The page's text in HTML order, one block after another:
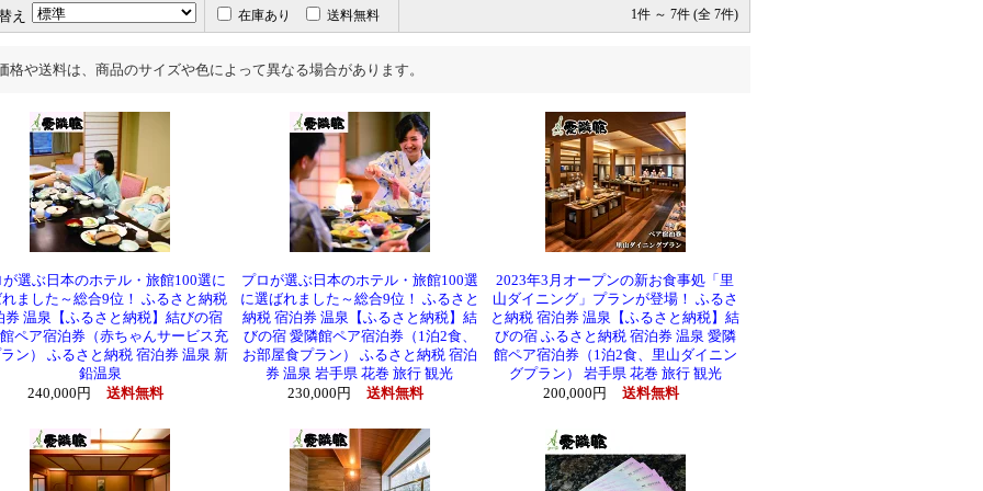
え 在庫あり 送料無料 1件 ～ 7件 (全 7件)
格や送料は、商品のサイズや色によって異なる場合があります。
選ぶ日本のホテル・旅館100選に
ました～総合9位！ ふるさと納税
券 温泉【ふるさと納税】結びの宿
ペア宿泊券（赤ちゃんサービス充
ン） ふるさと納税 宿泊券 温泉 新
鉛温泉
240,000円
送料無料
プロが選ぶ日本のホテル・旅館100選
に選ばれました～総合9位！ ふるさと
納税 宿泊券 温泉【ふるさと納税】結
びの宿 愛隣館ペア宿泊券（1泊2食、
お部屋食プラン） ふるさと納税 宿泊
券 温泉 岩手県 花巻 旅行 観光
230,000円
送料無料
2023年3月オープンの新お食事処「里
山ダイニング」プランが登場！ ふるさ
と納税 宿泊券 温泉【ふるさと納税】結
びの宿 ふるさと納税 宿泊券 温泉 愛隣
館ペア宿泊券（1泊2食、里山ダイニン
グプラン） 岩手県 花巻 旅行 観光
200,000円
送料無料